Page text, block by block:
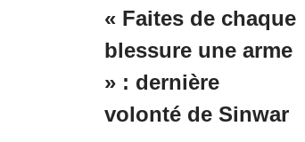
« Faites de chaque
blessure une arme
» : dernière
volonté de Sinwar